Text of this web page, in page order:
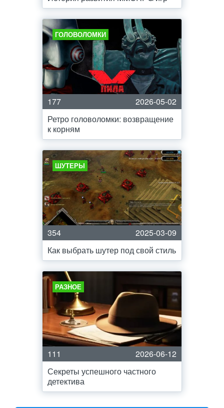
ГОЛОВОЛОМКИ
177
2026-05-02
Ретро головоломки: возвращение
к корням
ШУТЕРЫ
354
2025-03-09
Как выбрать шутер под свой стиль
РАЗНОЕ
111
2026-06-12
Секреты успешного частного
детектива